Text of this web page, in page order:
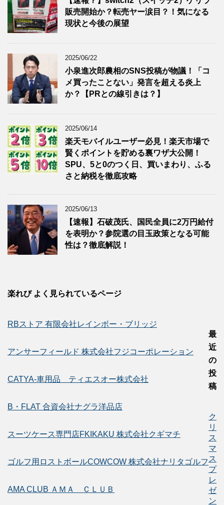
販売開始か？転売ヤー涙目？！気になる
現状と今後の展望
2025/06/22
小泉進次郎農相のSNS投稿が物議！「コ
メ買ったことない」発言を超える炎上
か？【PRとの線引きは？】
2025/06/14
楽天モバイルユーザー必見！楽天市場で
賢くポイントを貯める裏ワザ大公開！
SPU、5と0のつく日、買いまわり、ふる
さと納税を徹底攻略
2025/06/13
【速報】石破茂氏、国民全員に2万円給付
を表明か？参院選の目玉政策となる可能
性は？徹底解説！
楽れび よく見られているページ
RBストア 有限会社レインボー・ブリッジ
アンサーフィールド 株式会社フジコーポレーション
CATYA-車用品 ティエスオー株式会社
B・FLAT 合資会社ナグラ洋品店
スーツケース専門店FKIKAKU 株式会社クギマチ
ゴルフ用ロストボールCOWCOW 株式会社ナリタゴルフ
AMA CLUB ＡＭＡ ＣＬＵＢ
最
近
の
投
稿
ク
リ
ス
マ
ス
プ
レ
ゼ
ン